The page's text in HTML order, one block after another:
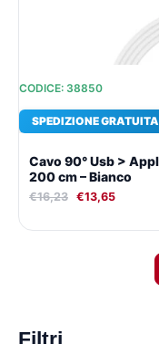
CODICE: 38850
SPEDIZIONE GRATUITA
Cavo 90° Usb >
200 cm – Bianco
€16,23 €13,65